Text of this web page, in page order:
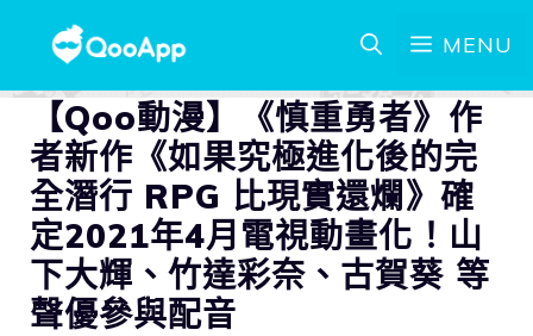
MENU
【Qoo動漫】《慎重勇者》作
者新作《如果究極進化後的完
全潛行 RPG 比現實還爛》確
定2021年4月電視動畫化！山
下大輝、竹達彩奈、古賀葵 等
聲優參與配音